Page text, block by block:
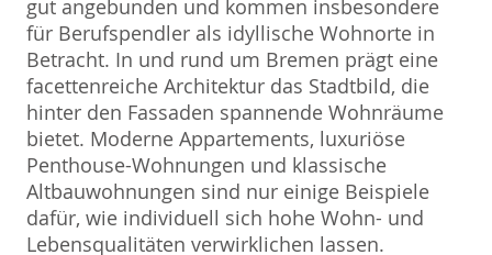
gut angebunden und kommen insbesondere
für Berufspendler als idyllische Wohnorte in
Betracht. In und rund um Bremen prägt eine
facettenreiche Architektur das Stadtbild, die
hinter den Fassaden spannende Wohnräume
bietet. Moderne Appartements, luxuriöse
Penthouse-Wohnungen und klassische
Altbauwohnungen sind nur einige Beispiele
dafür, wie individuell sich hohe Wohn- und
Lebensqualitäten verwirklichen lassen.